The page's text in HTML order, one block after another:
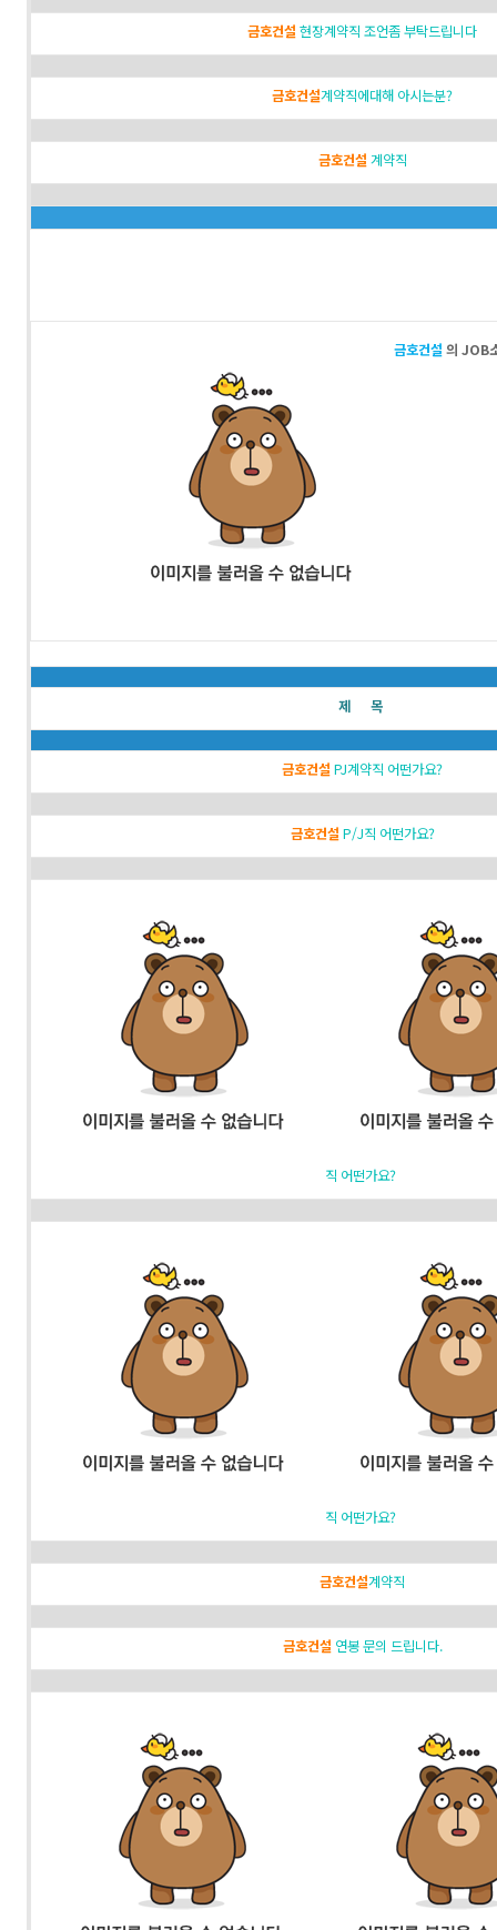
금호건설 현장계약직 조언좀 부탁드립니다
금호건설계약직에대해 아시는분?
금호건설 계약직
금호건설 의 JOB
제 목
금호건설 PJ계약직 어떤가요?
금호건설 P/J직 어떤가요?
직 어떤가요?
직 어떤가요?
금호건설계약직
금호건설 연봉 문의 드립니다.